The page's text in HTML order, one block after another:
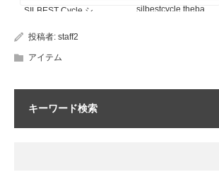
投稿者: staff2
アイテム
キーワード検索